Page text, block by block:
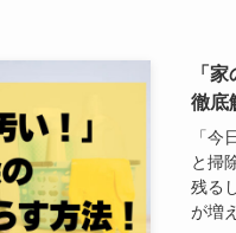
「
徹底
「
と掃
残る
が増